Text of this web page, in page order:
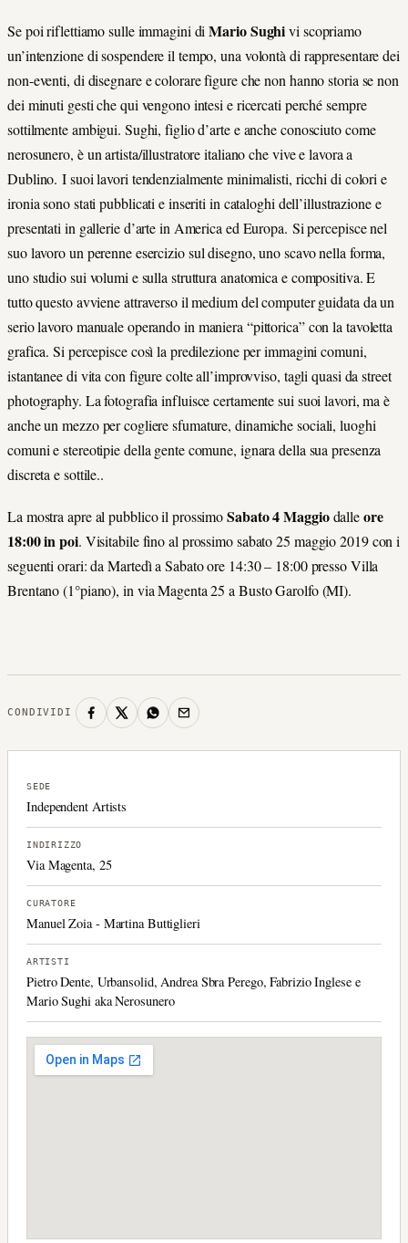
Se poi riflettiamo sulle immagini diMario Sughivi scopriamo
un’intenzione di sospendere il tempo, una volontà di rappresentare dei
non-eventi, di disegnare e colorare figure che non hanno storia se non
dei minuti gesti che qui vengono intesi e ricercati perché sempre
sottilmente ambigui. Sughi, figlio d’arte e anche conosciuto come
nerosunero, è un artista/illustratore italiano che vive e lavora a
Dublino. I suoi lavori tendenzialmente minimalisti, ricchi di colori e
ironia sono stati pubblicati e inseriti in cataloghi dell’illustrazione e
presentati in gallerie d’arte in America ed Europa. Si percepisce nel
suo lavoro un perenne esercizio sul disegno, uno scavo nella forma,
uno studio sui volumi e sulla struttura anatomica e compositiva. E
tutto questo avviene attraverso il medium del computer guidata da un
serio lavoro manuale operando in maniera “pittorica” con la tavoletta
grafica. Si percepisce così la predilezione per immagini comuni,
istantanee di vita con figure colte all’improvviso, tagli quasi da street
photography. La fotografia influisce certamente sui suoi lavori, ma è
anche un mezzo per cogliere sfumature, dinamiche sociali, luoghi
comuni e stereotipie della gente comune, ignara della sua presenza
discreta e sottile..
La mostra apre al pubblico il prossimoSabato 4 Maggiodalleore
18:00 in poi. Visitabile fino al prossimo sabato 25 maggio 2019 con i
seguenti orari: da Martedì a Sabato ore 14:30 – 18:00 presso Villa
Brentano (1°piano), in via Magenta 25 a Busto Garolfo (MI).
CONDIVIDI
SEDE
Independent Artists
INDIRIZZO
Via Magenta, 25
CURATORE
Manuel Zoia - Martina Buttiglieri
ARTISTI
Pietro Dente, Urbansolid, Andrea Sbra Perego, Fabrizio Inglese e
Mario Sughi aka Nerosunero